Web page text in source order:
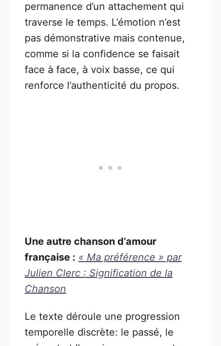
permanence d’un attachement qui
traverse le temps. L’émotion n’est
pas démonstrative mais contenue,
comme si la confidence se faisait
face à face, à voix basse, ce qui
renforce l’authenticité du propos.
Une autre chanson d’amour
française : « Ma préférence » par
Julien Clerc : Signification de la
Chanson
Le texte déroule une progression
temporelle discrète: le passé, le